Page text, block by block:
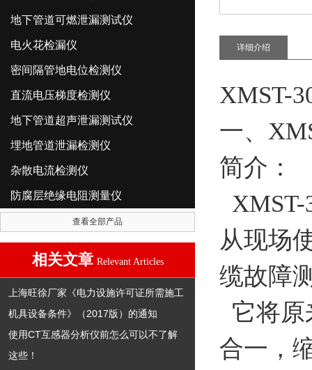
地下管道可燃泄漏测试仪
电火花检漏仪
密间隔管地电位检测仪
直流电压梯度检测仪
地下管道超声泄漏测试仪
埋地管道泄漏检测仪
杂散电流检测仪
防腐层绝缘电阻测量仪
查看全部产品
相关文章 Relevant Articles
上海旺徐厂家《电力设施许可证所需施工
机具设备条件》（2017版）的通知
使用CT互感器分析仪前怎么可以不了解
这些！
详细介绍
XMST-
一、
简介：
从现场
缆故障
它将
合一，